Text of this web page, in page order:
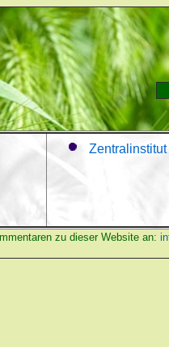
zu dieser Website an: